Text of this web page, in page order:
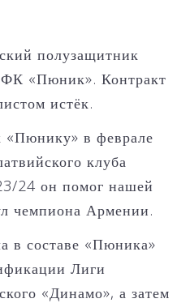
полузащитник
«Пюник». Контракт
истёк.
«Пюнику» в феврале
клуба
24 он помог нашей
чемпиона Армении.
в составе «Пюника»
Лиги
«Динамо», а затем